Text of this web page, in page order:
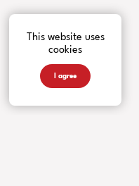
This website uses
cookies
I agree